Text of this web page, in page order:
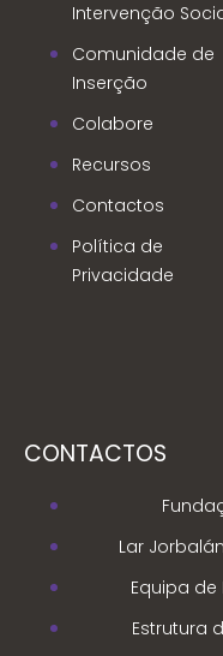
Intervenção
Comunidade de
Inserção
Colabore
Recursos
Contactos
Política de
Privacidade
CONTACTOS
Lar
Equipa de
Estrutura